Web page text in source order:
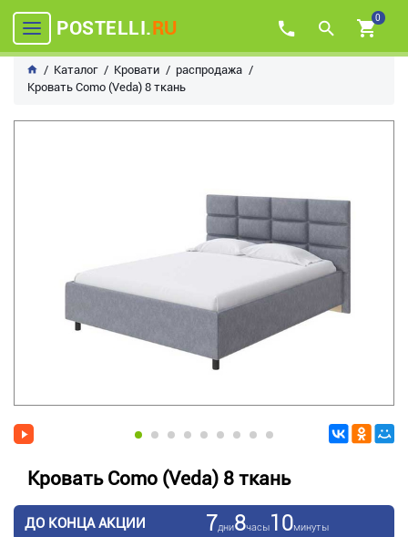
POSTELLI.RU 0
Каталог Кровати
распродажа
Кровать Como (Veda) 8 ткань
Кровать Como (Veda) 8 ткань
ДО КОНЦА АКЦИИ 7дни8часы10минуты